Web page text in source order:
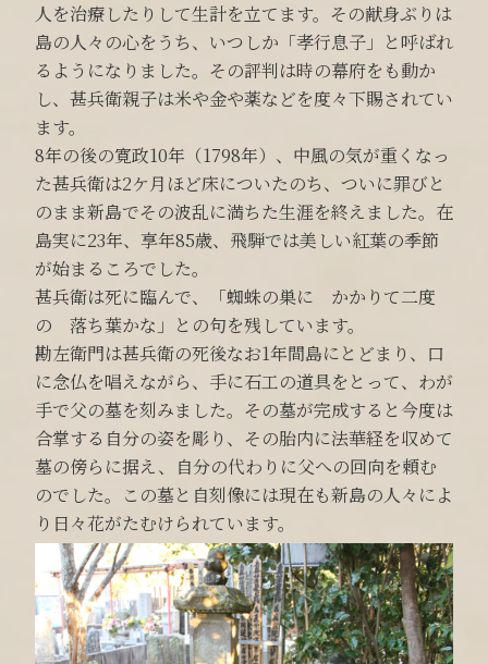
人を治療したりして生計を立てます。その献身ぶりは
島の人々の心をうち、いつしか「孝行息子」と呼ばれ
るようになりました。その評判は時の幕府をも動か
し、甚兵衛親子は米や金や薬などを度々下賜されてい
ます。
8年の後の寛政10年（1798年）、中風の気が重くなっ
た甚兵衛は2ケ月ほど床についたのち、ついに罪びと
のまま新島でその波乱に満ちた生涯を終えました。在
島実に23年、享年85歳、飛騨では美しい紅葉の季節
が始まるころでした。
甚兵衛は死に臨んで、「蜘蛛の巣に かかりて二度
の 落ち葉かな」との句を残しています。
勘左衛門は甚兵衛の死後なお1年間島にとどまり、口
に念仏を唱えながら、手に石工の道具をとって、わが
手で父の墓を刻みました。その墓が完成すると今度は
合掌する自分の姿を彫り、その胎内に法華経を収めて
墓の傍らに据え、自分の代わりに父への回向を頼む
のでした。この墓と自刻像には現在も新島の人々によ
り日々花がたむけられています。